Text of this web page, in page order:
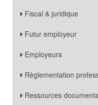
Fiscal & juridique
Futur employeur
Employeurs
Règlementation
Ressources